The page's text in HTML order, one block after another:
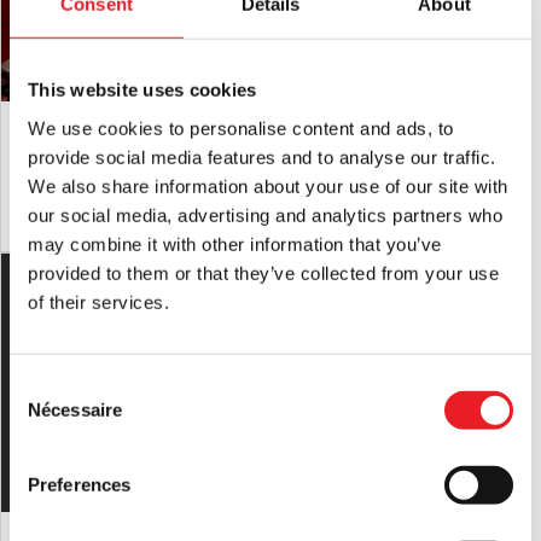
This website uses cookies
We use cookies to personalise content and ads, to
provide social media features and to analyse our traffic.
We also share information about your use of our site with
our social media, advertising and analytics partners who
may combine it with other information that you’ve
provided to them or that they’ve collected from your use
of their services.
Selection
Nécessaire
Preferences
Masque Fleabat à capuche
179.95
AJOUTER AU PANIER VOIR LE PRODUIT
Masque du seigneur des ténèbres
£ 179.95
AJOUTER AU PANIER VOIR LE PRODUIT